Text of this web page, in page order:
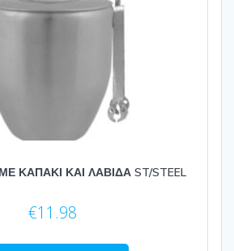
ΚΑΠΑΚΙ ΚΑΙ ΛΑΒΙΔΑ ST/STEEL
€11.98